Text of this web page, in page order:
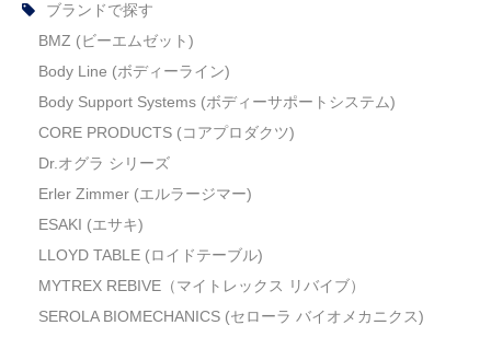
ブランドで探す
BMZ (ビーエムゼット)
Body Line (ボディーライン)
Body Support Systems (ボディーサポートシステム)
CORE PRODUCTS (コアプロダクツ)
Dr.オグラ シリーズ
Erler Zimmer (エルラージマー)
ESAKI (エサキ)
LLOYD TABLE (ロイドテーブル)
MYTREX REBIVE（マイトレックス リバイブ）
SEROLA BIOMECHANICS (セローラ バイオメカニクス)